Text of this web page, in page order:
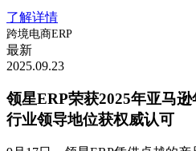
了解详情
跨境电商ERP
最新
2025.09.23
领星ERP荣获2025年亚马
行业领导地位获权威认可